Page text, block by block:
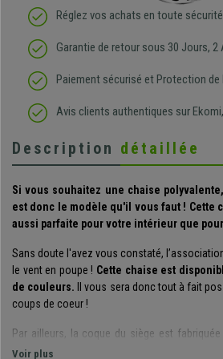
Réglez vos achats en toute sécurité
Garantie de retour sous 30 Jours, 2
Paiement sécurisé et Protection
Avis clients authentiques sur
Description détaillée
Si vous souhaitez une chaise
est donc le modèle qu'il vous faut ! Cette
aussi parfaite pour votre intérieur que
Sans doute l'avez vous constaté,
le vent en poupe ! Cette chaise est
de couleurs. Il vous sera donc tout à fait
coups de coeur !
Par ailleurs, la coque du siège est
Cette résine thermoplastique est robuste,
Voir plus